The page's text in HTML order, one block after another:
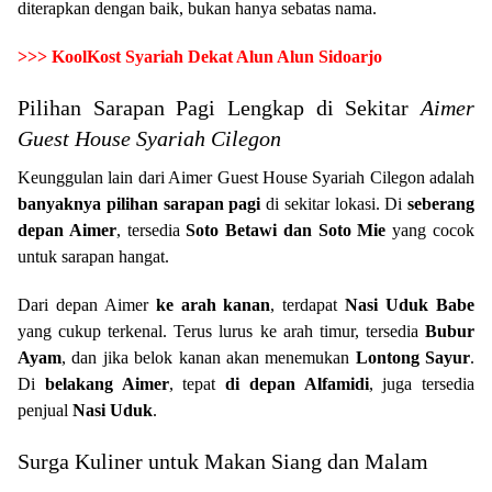
diterapkan dengan baik, bukan hanya sebatas nama.
>>> KoolKost Syariah Dekat Alun Alun Sidoarjo
Pilihan Sarapan Pagi Lengkap di Sekitar Aimer
Guest House Syariah Cilegon
Keunggulan lain dari Aimer Guest House Syariah Cilegon adalah
banyaknya pilihan sarapan pagi di sekitar lokasi. Di seberang
depan Aimer, tersediaSoto Betawi dan Soto Mie yang cocok
untuk sarapan hangat.
Dari depan Aimer ke arah kanan, terdapatNasi Uduk Babe
yang cukup terkenal. Terus lurus ke arah timur, tersedia Bubur
Ayam, dan jika belok kanan akan menemukan Lontong Sayur.
Di belakang Aimer, tepat di depan Alfamidi, juga tersedia
penjual Nasi Uduk.
Surga Kuliner untuk Makan Siang dan Malam